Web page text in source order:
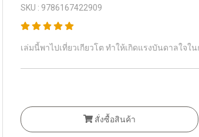
SKU : 9786167422909
เล่มนี้พาไปเที่ยวเกียวโต ทำให้เกิดแรงบันดาลใจใ
สั่งซื้อสินค้า